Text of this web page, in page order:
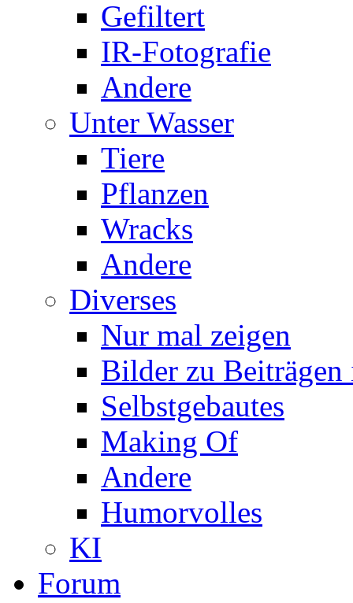
Gefiltert
IR-Fotografie
Andere
Unter Wasser
Tiere
Pflanzen
Wracks
Andere
Diverses
Nur mal zeigen
Bilder zu
Selbstgebautes
Making Of
Andere
Humorvolles
KI
Forum